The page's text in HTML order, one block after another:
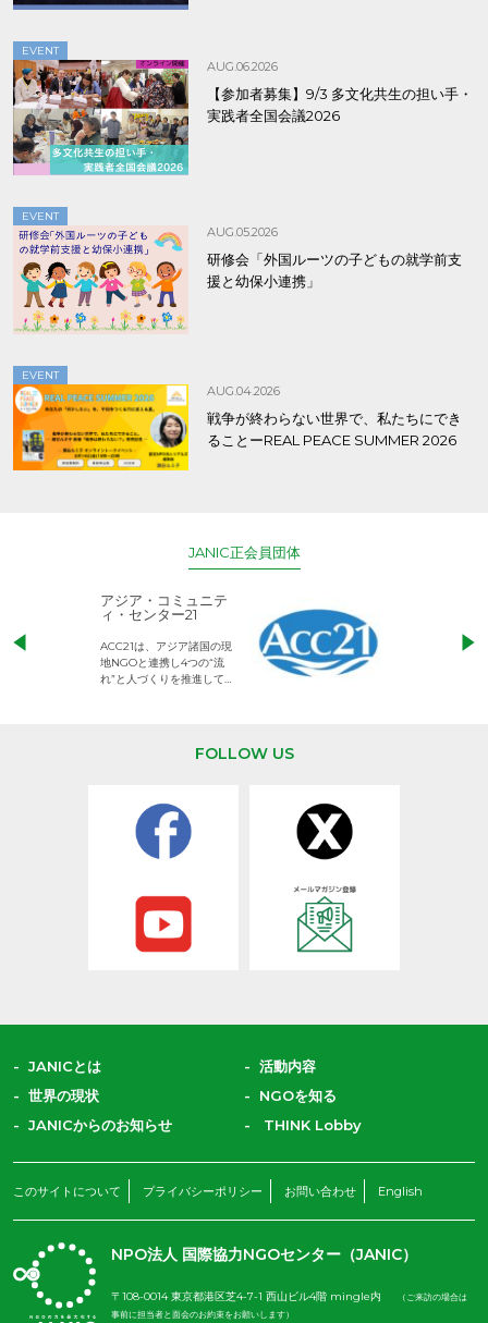
EVENT
AUG.06.2026
【参加者募集】9/3 多文化共生の担い手・
実践者全国会議2026
EVENT
AUG.05.2026
研修会「外国ルーツの子どもの就学前支
援と幼保小連携」
EVENT
AUG.04.2026
戦争が終わらない世界で、私たちにでき
ることーREAL PEACE SUMMER 2026
JANIC正会員団体
アジア・コミュニテ
ィ・センター21
ACC21は、アジア諸国の現
地NGOと連携し4つの“流
れ”と人づくりを推進してい
児童労働のない
権利が守られた
FOLLOW US
JANICとは
活動内容
世界の現状
NGOを知る
JANICからのお知らせ
THINK Lobby
このサイトについて プライバシーポリシー お問い合わせ English
NPO法人 国際協力NGOセンター（JANIC）
〒108-0014 東京都港区芝4-7-1 西山ビル4階 mingle内
（ご来訪の場合は
事前に担当者と面会のお約束をお願いします）